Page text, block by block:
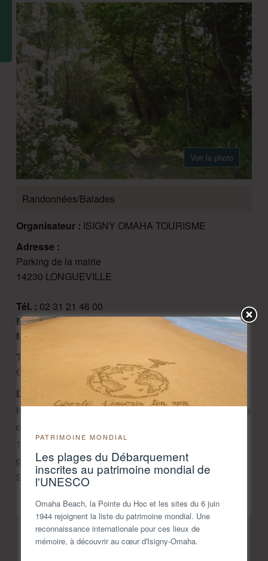
+
−
Voir la photo
Randonnées/Balades
Organisateur : ISIGNY OMAHA TOURISME
Adresse :
Parking de la mairie
14230 LONGUEVILLE
Tél. : 02 31 21 46 00
Mobile :07 56 41 87 44
Mail :
accueil@isigny-omaha-tourisme.fr
Tarifs 2026 :
Gratuit pour tous
Description :
Découvrez le charme patrimonial et
historique des communes d'Isigny-Omaha Intercom lors
des randonnées conviviales ( 2 parcours matérialisés :
1 d'environ 9km, l'autre d'environ 5km ). Parcours
gratuit non commenté.
Sans réservation.
PATRIMOINE MONDIAL
Les plages du Débarquement
inscrites au patrimoine mondial de
l'UNESCO
Omaha Beach, la Pointe du Hoc et les sites du 6 juin
1944 rejoignent la liste du patrimoine mondial. Une
reconnaissance internationale pour ces lieux de
mémoire, à découvrir au cœur d'Isigny-Omaha.